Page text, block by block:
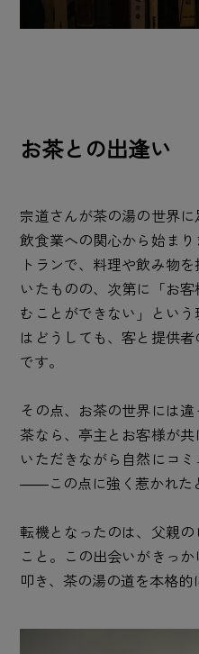
お茶との出逢い
宗道さんが茶の湯の世界に
飲食業への関心から始ま
トランで、料理や飲み物
いたものの、次第に「お
むことができない」とい
はどうしても、客と提供
です。
その点、お茶の世界には
茶なら、亭主とお客様が
いただきながら自然にコミ
――この点に強く惹かれた
転機となったのは、父親
こと。この出会いがきっ
叩き、茶の湯の道を本格的